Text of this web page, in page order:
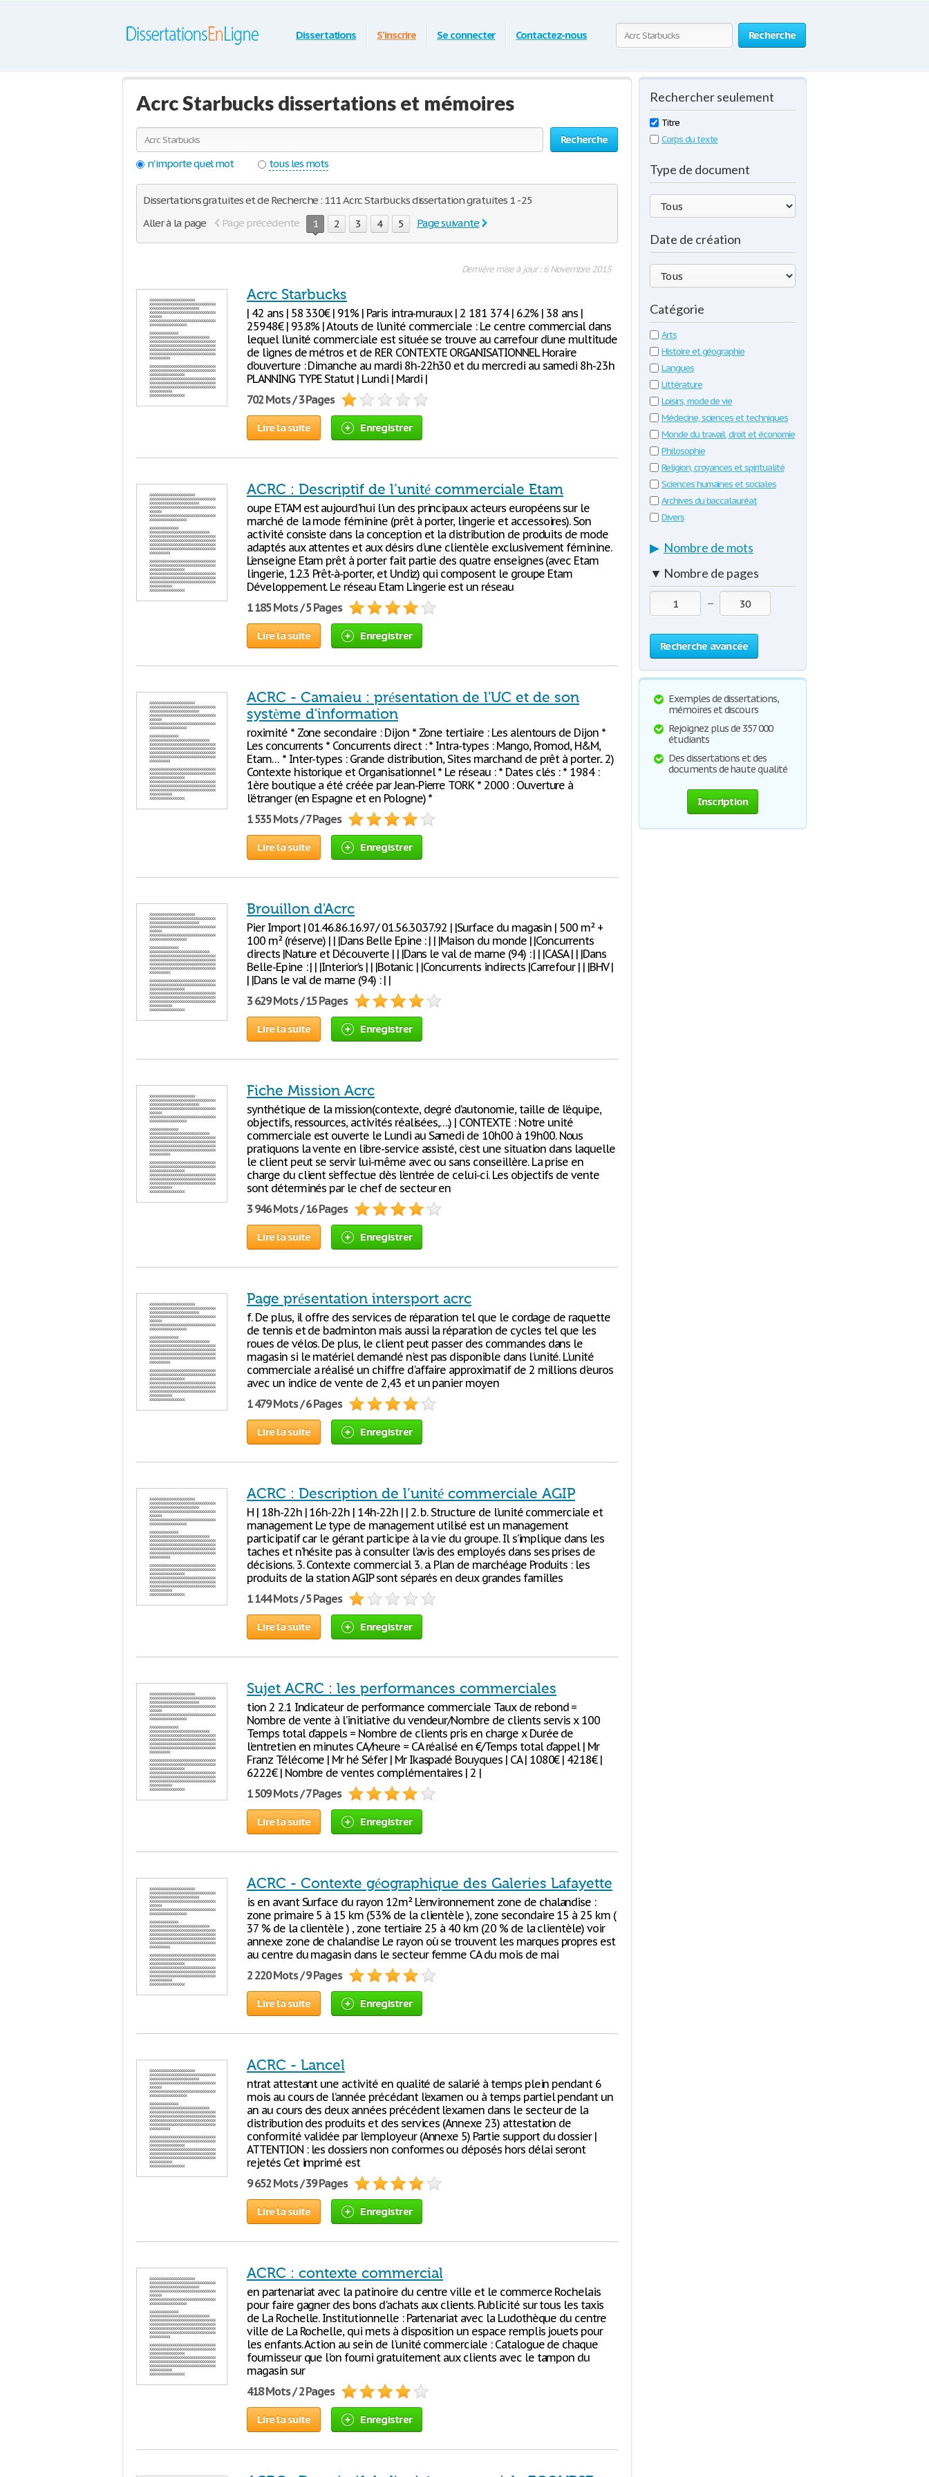
Recherche
Dissertations S'inscrire Se connecter Contactez-nous
Acrc Starbucks dissertations et mémoires
Recherche
n'importe quel mot
tous les mots
Dissertations gratuites et de Recherche : 111 Acrc Starbucks dissertation gratuites 1 - 25
Aller à la page
Page précédente 1 2 3 4 5 Page suivante
Dernière mise à jour : 6 Novembre 2015
Acrc Starbucks
| 42 ans | 58 330€ | 91% | Paris intra-muraux | 2 181 374 | 6.2% | 38 ans |
25948€ | 93.8% | Atouts de l’unité commerciale : Le centre commercial dans
lequel l’unité commerciale est située se trouve au carrefour d’une multitude
de lignes de métros et de RER CONTEXTE ORGANISATIONNEL Horaire
d’ouverture : Dimanche au mardi 8h-22h30 et du mercredi au samedi 8h-23h
PLANNING TYPE Statut | Lundi | Mardi |
702 Mots / 3 Pages
Lire la suite Enregistrer
ACRC : Descriptif de l’unité commerciale Etam
oupe ETAM est aujourd'hui l'un des principaux acteurs européens sur le
marché de la mode féminine (prêt à porter, lingerie et accessoires). Son
activité consiste dans la conception et la distribution de produits de mode
adaptés aux attentes et aux désirs d'une clientèle exclusivement féminine.
L’enseigne Etam prêt à porter fait partie des quatre enseignes (avec Etam
lingerie, 1.2.3 Prêt-à-porter, et Undiz) qui composent le groupe Etam
Développement. Le réseau Etam Lingerie est un réseau
1 185 Mots / 5 Pages
Lire la suite Enregistrer
ACRC - Camaieu : présentation de l'UC et de son
système d'information
roximité * Zone secondaire : Dijon * Zone tertiaire : Les alentours de Dijon *
Les concurrents * Concurrents direct : * Intra-types : Mango, Promod, H&M,
Etam… * Inter-types : Grande distribution, Sites marchand de prêt à porter.. 2)
Contexte historique et Organisationnel * Le réseau : * Dates clés : * 1984 :
1ère boutique a été créée par Jean-Pierre TORK * 2000 : Ouverture à
l’étranger (en Espagne et en Pologne) *
1 535 Mots / 7 Pages
Lire la suite Enregistrer
Brouillon d'Acrc
Pier Import | 01.46.86.16.97/ 01.56.30.37.92 | |Surface du magasin | 500 m² +
100 m² (réserve) | | |Dans Belle Epine : | | |Maison du monde | |Concurrents
directs |Nature et Découverte | | |Dans le val de marne (94) : | | |CASA | | |Dans
Belle-Epine : | | |Interior’s | | |Botanic | |Concurrents indirects |Carrefour | | |BHV |
| |Dans le val de marne (94) : | |
3 629 Mots / 15 Pages
Lire la suite Enregistrer
Fiche Mission Acrc
synthétique de la mission(contexte, degré d’autonomie, taille de l’équipe,
objectifs, ressources, activités réalisées,….) | CONTEXTE : Notre unité
commerciale est ouverte le Lundi au Samedi de 10h00 à 19h00. Nous
pratiquons la vente en libre-service assisté, c’est une situation dans laquelle
le client peut se servir lui-même avec ou sans conseillère. La prise en
charge du client s’effectue dès l’entrée de celui-ci. Les objectifs de vente
sont déterminés par le chef de secteur en
3 946 Mots / 16 Pages
Lire la suite Enregistrer
Page présentation intersport acrc
f. De plus, il offre des services de réparation tel que le cordage de raquette
de tennis et de badminton mais aussi la réparation de cycles tel que les
roues de vélos. De plus, le client peut passer des commandes dans le
magasin si le matériel demandé n'est pas disponible dans l'unité. L'unité
commerciale a réalisé un chiffre d'affaire approximatif de 2 millions d'euros
avec un indice de vente de 2,43 et un panier moyen
1 479 Mots / 6 Pages
Lire la suite Enregistrer
ACRC : Description de l’unité commerciale AGIP
H | 18h-22h | 16h-22h | 14h-22h | | 2. b. Structure de l’unité commerciale et
management Le type de management utilisé est un management
participatif car le gérant participe à la vie du groupe. Il s’implique dans les
taches et n’hésite pas à consulter l’avis des employés dans ses prises de
décisions. 3. Contexte commercial 3. a. Plan de marchéage Produits : les
produits de la station AGIP sont séparés en deux grandes familles
1 144 Mots / 5 Pages
Lire la suite Enregistrer
Sujet ACRC : les performances commerciales
tion 2 2.1 Indicateur de performance commerciale Taux de rebond =
Nombre de vente à l’initiative du vendeur/Nombre de clients servis x 100
Temps total d’appels = Nombre de clients pris en charge x Durée de
l’entretien en minutes CA/heure = CA réalisé en €/Temps total d’appel | Mr
Franz Télécome | Mr hé Séfer | Mr Ikaspadé Bouyques | CA | 1080€ | 4218€ |
6222€ | Nombre de ventes complémentaires | 2 |
1 509 Mots / 7 Pages
Lire la suite Enregistrer
ACRC - Contexte géographique des Galeries Lafayette
is en avant Surface du rayon 12m² L'environnement zone de chalandise :
zone primaire 5 à 15 km (53% de la clientèle ), zone secondaire 15 à 25 km (
37 % de la clientèle ) , zone tertiaire 25 à 40 km (20 % de la clientèle) voir
annexe zone de chalandise Le rayon où se trouvent les marques propres est
au centre du magasin dans le secteur femme CA du mois de mai
2 220 Mots / 9 Pages
Lire la suite Enregistrer
ACRC - Lancel
ntrat attestant une activité en qualité de salarié à temps plein pendant 6
mois au cours de l’année précédant l’examen ou à temps partiel pendant un
an au cours des deux années précédent l’examen dans le secteur de la
distribution des produits et des services (Annexe 23) attestation de
conformité validée par l’employeur (Annexe 5) Partie support du dossier |
ATTENTION : les dossiers non conformes ou déposés hors délai seront
rejetés Cet imprimé est
9 652 Mots / 39 Pages
Lire la suite Enregistrer
ACRC : contexte commercial
en partenariat avec la patinoire du centre ville et le commerce Rochelais
pour faire gagner des bons d'achats aux clients. Publicité sur tous les taxis
de La Rochelle. Institutionnelle : Partenariat avec la Ludothèque du centre
ville de La Rochelle, qui mets à disposition un espace remplis jouets pour
les enfants. Action au sein de l'unité commerciale : Catalogue de chaque
fournisseur que l'on fourni gratuitement aux clients avec le tampon du
magasin sur
418 Mots / 2 Pages
Lire la suite Enregistrer
Rechercher seulement
Titre
Corps du texte
Type de document
Date de création
Catégorie
Arts
Histoire et géographie
Langues
Littérature
Loisirs, mode de vie
Médecine, sciences et techniques
Monde du travail, droit et économie
Philosophie
Religion, croyances et spiritualité
Sciences humaines et sociales
Archives du baccalauréat
Divers
▶ Nombre de mots
▼ Nombre de pages
—
Recherche avancée
Exemples de dissertations,
mémoires et discours
Rejoignez plus de 357 000
étudiants
Des dissertations et des
documents de haute qualité
Inscription